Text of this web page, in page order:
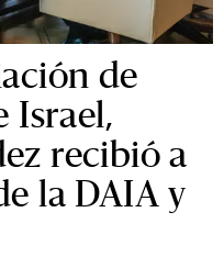
de
Israel,
recibió a
la DAIA y